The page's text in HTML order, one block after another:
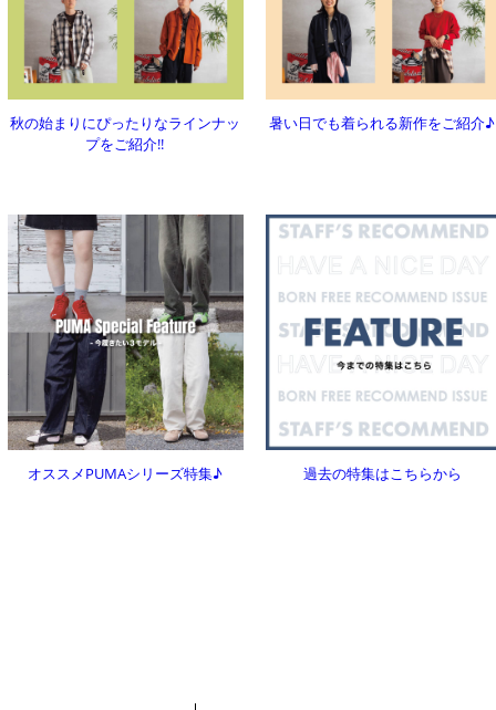
秋の始まりにぴったりなラインナッ
プをご紹介!!
暑い日でも着られる新作をご紹介♪
オススメPUMAシリーズ特集♪ 過去の特集はこちらから